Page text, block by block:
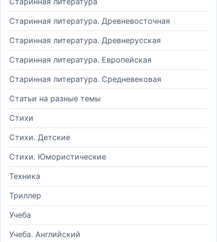
Старинная литература. Древневосточная
Старинная литература. Древнерусская
Старинная литература. Европейская
Старинная литература. Средневековая
Статьи на разные темы
Стихи
Стихи. Детские
Стихи. Юмористические
Техника
Триллер
Учеба
Учеба. Английский